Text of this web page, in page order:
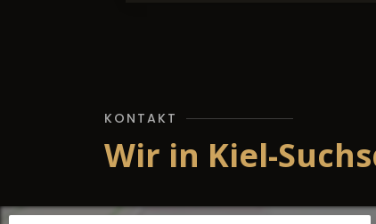
KONTAKT
Wir in Kiel-